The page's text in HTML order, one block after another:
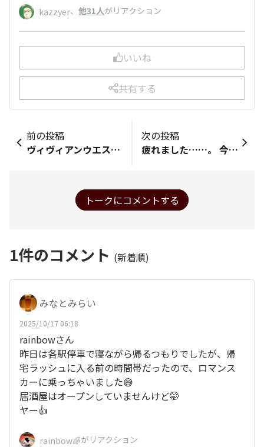
kazzyer、 他31人がリアクション
いいね
共有する
前の投稿
ヴィヴィアンウエストウッドのブランドが好きなのですが、 （最近はめっきり買ってないが笑） 家族も香港のお友達ですら知っていたけど。 久しぶりに会ったお友達が知らなくて。。同世代だけど。ジェネレーションギャップを感じてしまった今日この頃。
次の投稿
疲れました……。 今日は先日雇った新人さんにある業務を教えてたのですが、ちょっと厳しそうですね……。 今日は無理そうだったので一旦中断しましたが。 再開してマスターできるといいのですが。
トークにコメントする
1件のコメント (新着順)
みなとみらい
2025/10/17 06:18
rainbowさん
昨日は各駅停車で寝ながら帰るつもりでしたが、帰
宅ラッシュに入る前の時間帯だったので、ロマンス
カーに乗っちゃいました😅
居酒屋はオープンしていませんけど🤭
ヤー👍
rainbow🌈がリアクション